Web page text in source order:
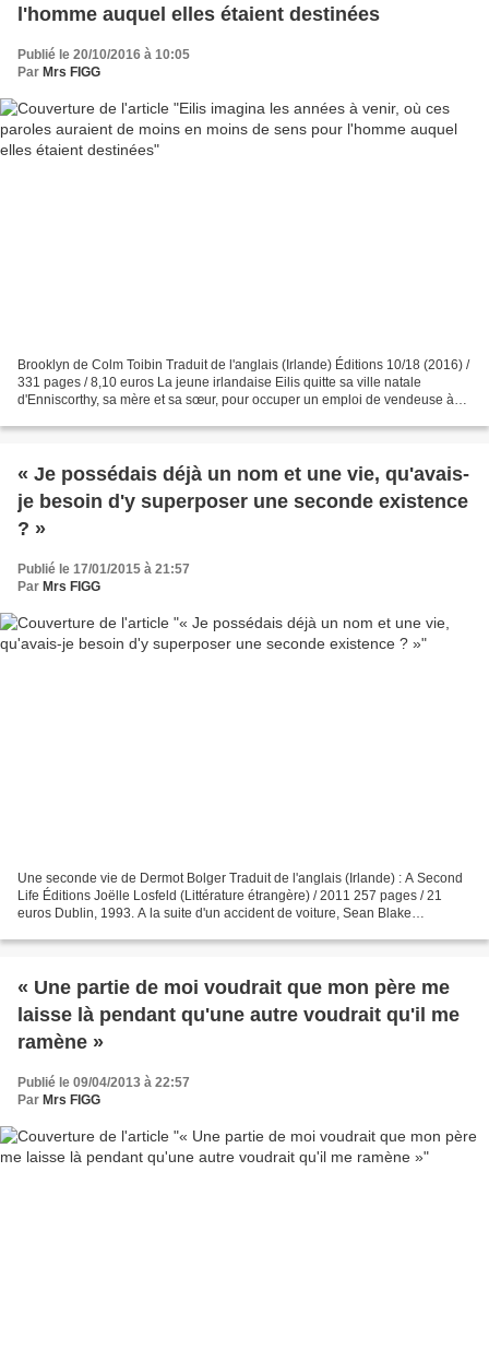
l'homme auquel elles étaient destinées
Publié le 20/10/2016 à 10:05
Par Mrs FIGG
Brooklyn de Colm Toibin Traduit de l'anglais (Irlande) Éditions 10/18 (2016) /
331 pages / 8,10 euros La jeune irlandaise Eilis quitte sa ville natale
d'Enniscorthy, sa mère et sa sœur, pour occuper un emploi de vendeuse à
« Je possédais déjà un nom et une vie, qu'avais-
je besoin d'y superposer une seconde existence
? »
Publié le 17/01/2015 à 21:57
Par Mrs FIGG
Une seconde vie de Dermot Bolger Traduit de l'anglais (Irlande) : A Second
Life Éditions Joëlle Losfeld (Littérature étrangère) / 2011 257 pages / 21
euros Dublin, 1993. A la suite d'un accident de voiture, Sean Blake
« Une partie de moi voudrait que mon père me
laisse là pendant qu'une autre voudrait qu'il me
ramène »
Publié le 09/04/2013 à 22:57
Par Mrs FIGG